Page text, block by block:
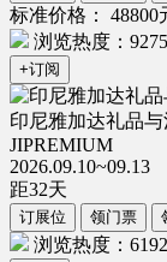
标准价格： 48800
浏览热度：9275
+订阅
印尼雅加达礼品
JIPREMIUM
2026.09.10~09.13
距32天
订展位 领门票
浏览热度：6192